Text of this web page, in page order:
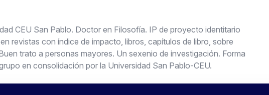
CEU San Pablo. Doctor en Filosofía. IP de proyecto identitario
revistas con índice de impacto, libros, capítulos de libro, sobre
trato a personas mayores. Un sexenio de investigación. Forma
en consolidación por la Universidad San Pablo-CEU.